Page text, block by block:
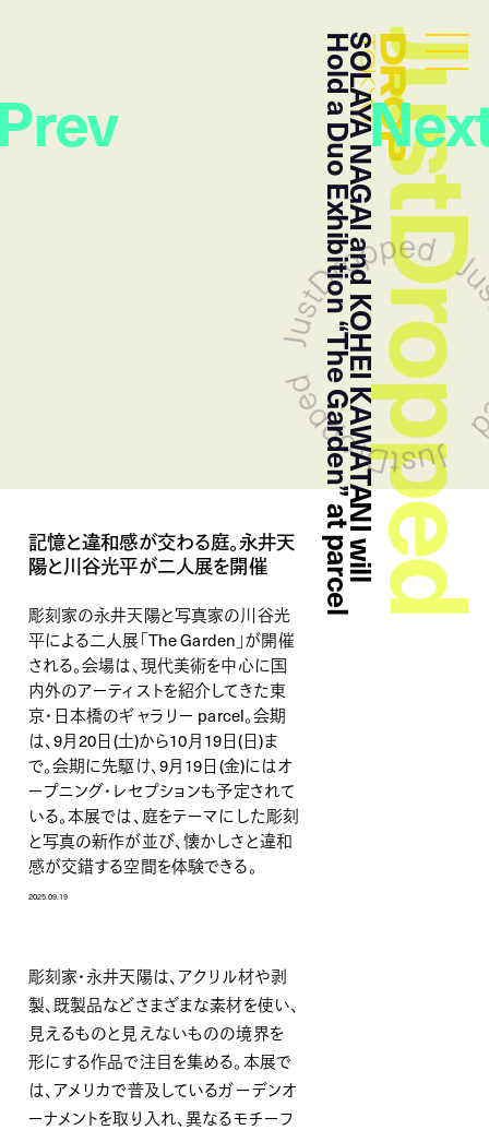
Droptokyo
SOLAYA NAGAI and KOHEI KAWATANI will
Hold a Duo Exhibition “The Garden” at parcel
記憶と違和感が交わる庭。永井天
陽と川谷光平が二人展を開催
彫刻家の永井天陽と写真家の川谷光
平による二人展「The Garden」が開催
される。会場は、現代美術を中心に国
内外のアーティストを紹介してきた東
京・日本橋のギャラリー parcel。会期
は、9月20日(土)から10月19日(日)ま
で。会期に先駆け、9月19日(金)にはオ
ープニング・レセプションも予定されて
いる。本展では、庭をテーマにした彫刻
と写真の新作が並び、懐かしさと違和
感が交錯する空間を体験できる。
2025.09.19
彫刻家・永井天陽は、アクリル材や剥
製、既製品などさまざまな素材を使い、
見えるものと見えないものの境界を
形にする作品で注目を集める。本展で
は、アメリカで普及しているガーデンオ
ーナメントを取り入れ、異なるモチーフ